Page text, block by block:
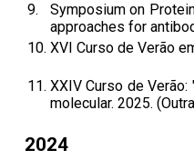
9.
Symposium on
approaches for
10. XVI Curso de Verão
11. XXIV Curso de
molecular. 2025.
2024